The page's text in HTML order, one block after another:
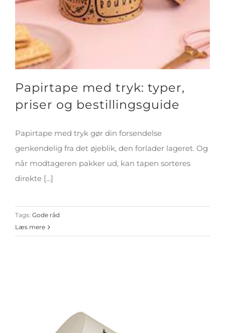
Papirtape med tryk: typer,
priser og bestillingsguide
Papirtape med tryk gør din forsendelse
genkendelig fra det øjeblik, den forlader lageret. Og
når modtageren pakker ud, kan tapen sorteres
direkte [...]
Tags: Gode råd
Læs mere